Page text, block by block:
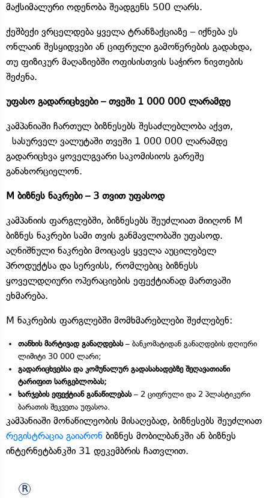
მაქსიმალური ოდენობა შეადგენს 500 ლარს.
ქეშბექი ვრცელდება ყველა ტრანზაქციაზე – იქნება ეს
ონლაინ შესყიდვები ან ციფრული გამოწერების გადახდა,
თუ ფიზიკურ მაღაზიებში ოფისისთვის საჭირო ნივთების
შეძენა.
უფასო გადარიცხვები – თვეში 1 000 000 ლარამდე
კამპანიაში ჩართულ ბიზნესებს შესაძლებლობა აქვთ,
სასურველ ვალუტაში თვეში 1 000 000 ლარამდე
გადარიცხვა ყოველგვარი საკომისიოს გარეშე
განახორციელონ.
M ბიზნეს ნაკრები – 3 თვით უფასოდ
კამპანიის ფარგლებში, ბიზნესებს შეუძლიათ მიიღონ M
ბიზნეს ნაკრები სამი თვის განმავლობაში უფასოდ.
აღნიშნული ნაკრები მოიცავს ყველა აუცილებელ
პროდუქტსა და სერვისს, რომლებიც ბიზნესს
ყოველდღიური ოპერაციების ეფექტიანად მართვაში
ეხმარება.
M ნაკრების ფარგლებში მომხმარებლები შეძლებენ:
თანხის მარტივად განაღდებას– ბანკომატიდან განაღდების დღიური
ლიმიტი 30 000 ლარი;
გადარიცხვებსა და კომუნალურ გადასახადებზე შეღავათიანი
ტარიფით სარგებლობას;
ხარჯების ეფექტიან განაწილებას– 2 ციფრული და 2 პლასტიკური
ბარათის შეკვეთა უფასოა.
კამპანიაში მონაწილეობის მისაღებად, ბიზნესებს შეუძლიათ
რეგისტრაცია გაიარონ ბიზნეს მობილბანკში ან ბიზნეს
ინტერნეტბანკში 31 დეკემბრის ჩათვლით.